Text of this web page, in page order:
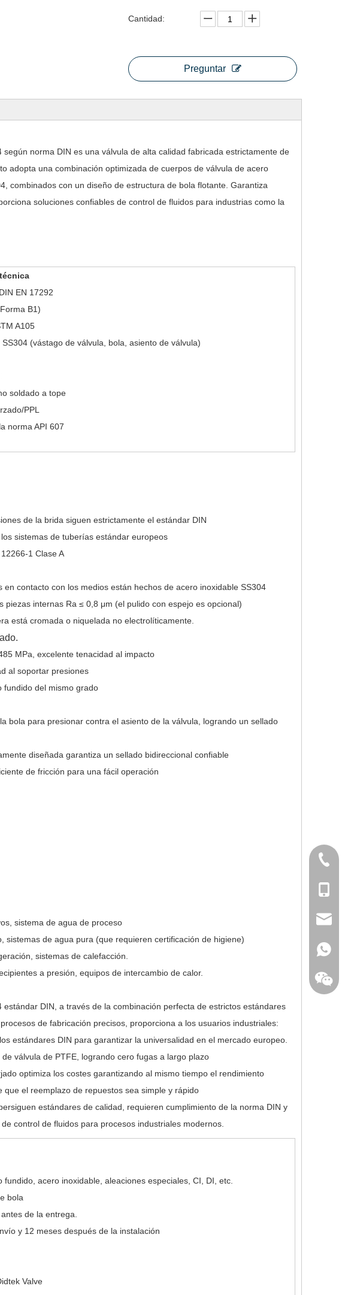
Cantidad:
Preguntar
norma DIN es una válvula de alta calidad fabricada estrictamente de
adopta una combinación optimizada de cuerpos de válvula de acero
combinados con un diseño de estructura de bola flotante. Garantiza
soluciones confiables de control de fluidos para industrias como la
EN 17292
B1)
A105
(vástago de válvula, bola, asiento de válvula)
soldado a tope
PPL
norma API 607
de la brida siguen estrictamente el estándar DIN
sistemas de tuberías estándar europeos
1 Clase A
contacto con los medios están hechos de acero inoxidable SS304
internas Ra ≤ 0,8 μm (el pulido con espejo es opcional)
está cromada o niquelada no electrolíticamente.
MPa, excelente tenacidad al impacto
al soportar presiones
fundido del mismo grado
bola para presionar contra el asiento de la válvula, logrando un sellado
diseñada garantiza un sellado bidireccional confiable
de fricción para una fácil operación
sistema de agua de proceso
de agua pura (que requieren certificación de higiene)
sistemas de calefacción.
a presión, equipos de intercambio de calor.
DIN, a través de la combinación perfecta de estrictos estándares
de fabricación precisos, proporciona a los usuarios industriales:
estándares DIN para garantizar la universalidad en el mercado europeo.
válvula de PTFE, logrando cero fugas a largo plazo
optimiza los costes garantizando al mismo tiempo el rendimiento
el reemplazo de repuestos sea simple y rápido
estándares de calidad, requieren cumplimiento de la norma DIN y
control de fluidos para procesos industriales modernos.
fundido, acero inoxidable, aleaciones especiales, CI, DI, etc.
bola
de la entrega.
y 12 meses después de la instalación
Valve
+86-
+86-